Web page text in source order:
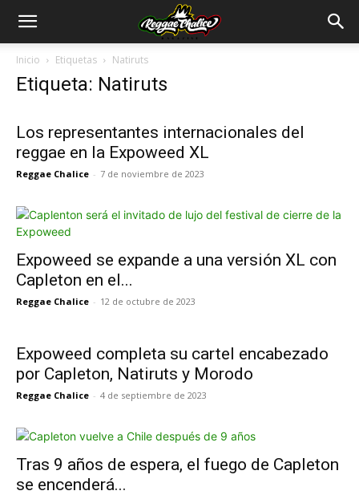
Inicio Etiquetas Natiruts
Etiqueta: Natiruts
Los representantes internacionales del
reggae en la Expoweed XL
Reggae Chalice - 7 de noviembre de 2023
Expoweed se expande a una versión XL con
Capleton en el...
Reggae Chalice - 12 de octubre de 2023
Expoweed completa su cartel encabezado
por Capleton, Natiruts y Morodo
Reggae Chalice - 4 de septiembre de 2023
Tras 9 años de espera, el fuego de Capleton
se encenderá...